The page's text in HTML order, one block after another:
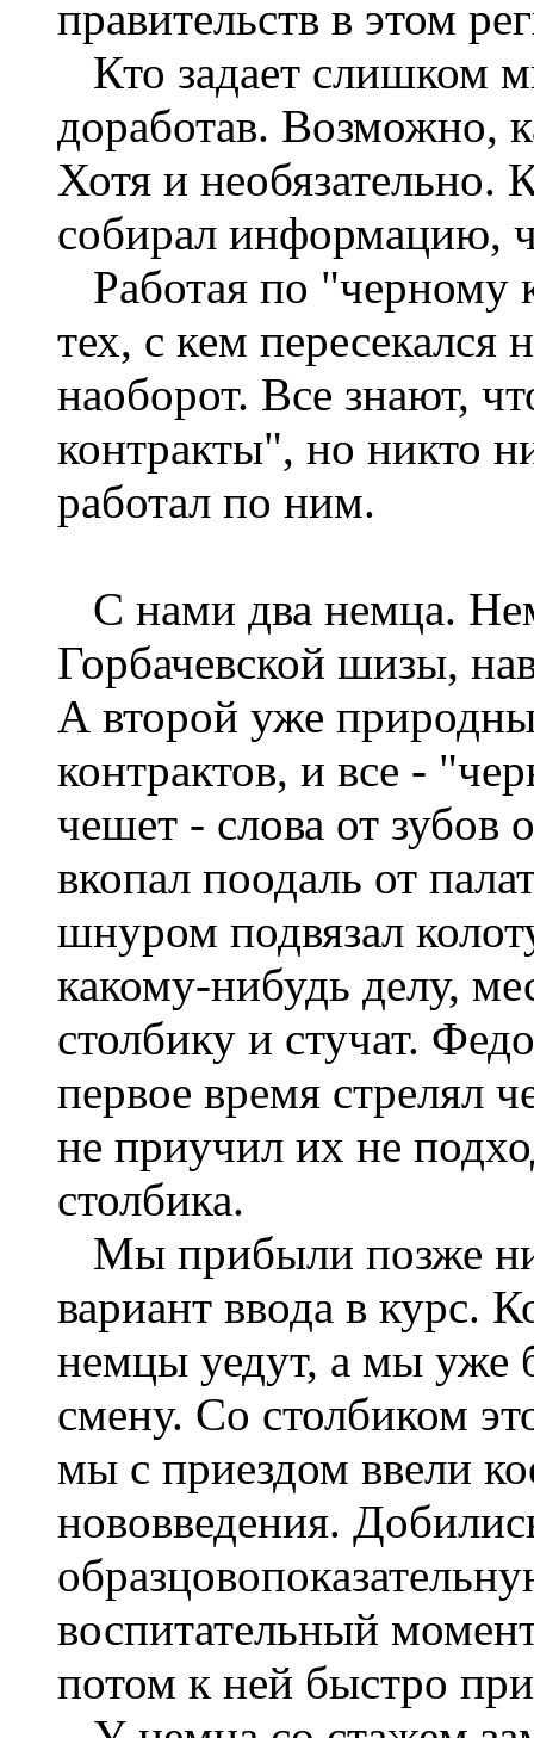
правительств в этом
Кто задает слишком
доработав. Возможно,
Хотя и необязательно.
собирал информацию,
Работая по "черному
тех, с кем пересекался
наоборот. Все знают,
контракты", но никто
работал по ним.
С нами два немца.
Горбачевской шизы,
А второй уже
контрактов, и все -
чешет - слова от зубов
вкопал поодаль от
шнуром подвязал
какому-нибудь делу,
столбику и стучат.
первое время стрелял
не приучил их не
столбика.
Мы прибыли позже
вариант ввода в курс.
немцы уедут, а мы уже
смену. Со столбиком
мы с приездом ввели
нововведения.
воспитательный
потом к ней быстро